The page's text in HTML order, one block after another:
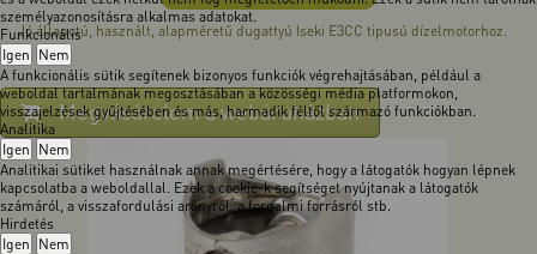
személyazonosításra alkalmas adatokat.
Funkcionális
Igen Nem
A funkcionális sütik segítenek bizonyos funkciók végrehajtásában, például a
weboldal tartalmának megosztásában a közösségi média platformokon,
visszajelzések gyűjtésében és más, harmadik féltől származó funkciókban.
Analitika
Igen Nem
Analitikai sütiket használnak annak megértésére, hogy a látogatók hogyan lépnek
kapcsolatba a weboldallal. Ezek a cookie-k segítséget nyújtanak a látogatók
számáról, a visszafordulási arányról, a forgalmi forrásról stb.
Hirdetés
Igen Nem
Jó állapotú, használt, alapméretű dugattyú Iseki E3CC tipusú dízelmotorhoz.
Megvásárolom a webáruházban